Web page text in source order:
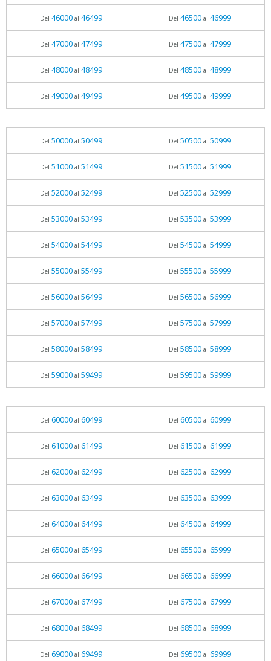
Del 46000al 46499 Del 46500al 46999
Del 47000al 47499 Del 47500al 47999
Del 48000al 48499 Del 48500al 48999
Del 49000al 49499 Del 49500al 49999
Del 50000al 50499 Del 50500al 50999
Del 51000al 51499 Del 51500al 51999
Del 52000al 52499 Del 52500al 52999
Del 53000al 53499 Del 53500al 53999
Del 54000al 54499 Del 54500al 54999
Del 55000al 55499 Del 55500al 55999
Del 56000al 56499 Del 56500al 56999
Del 57000al 57499 Del 57500al 57999
Del 58000al 58499 Del 58500al 58999
Del 59000al 59499 Del 59500al 59999
Del 60000al 60499 Del 60500al 60999
Del 61000al 61499 Del 61500al 61999
Del 62000al 62499 Del 62500al 62999
Del 63000al 63499 Del 63500al 63999
Del 64000al 64499 Del 64500al 64999
Del 65000al 65499 Del 65500al 65999
Del 66000al 66499 Del 66500al 66999
Del 67000al 67499 Del 67500al 67999
Del 68000al 68499 Del 68500al 68999
Del 69000al 69499 Del 69500al 69999